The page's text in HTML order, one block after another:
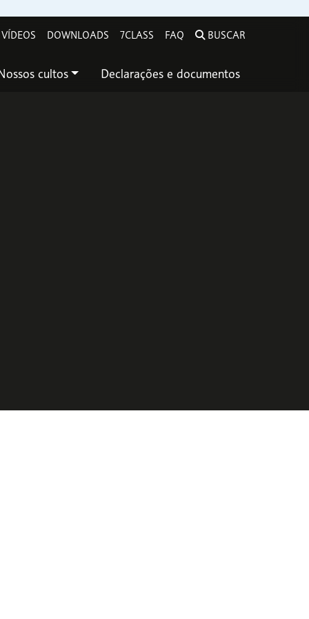
VÍDEOS DOWNLOADS 7CLASS FAQ BUSCAR
cultos Declarações e documentos